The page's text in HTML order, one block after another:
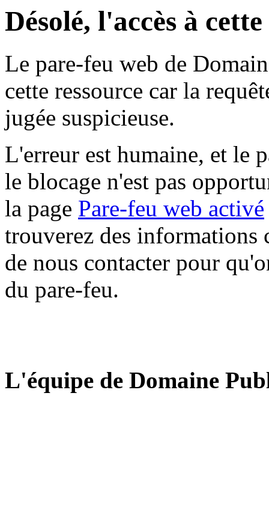
Désolé, l'accès à
Le pare-feu web de
cette ressource car la
jugée suspicieuse.
L'erreur est humaine, et le
le blocage n'est pas
la page Pare-feu web activé
trouverez des informations
de nous contacter pour
du pare-feu.
L'équipe de Domaine